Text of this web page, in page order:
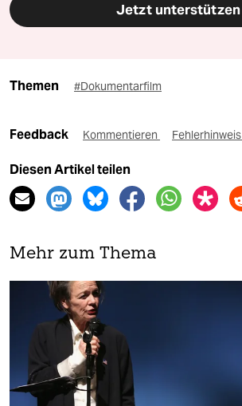
Jetzt unterstützen
Themen #Dokumentarfilm
Feedback Kommentieren Fehlerhinweis
Diesen Artikel teilen
Mehr zum Thema